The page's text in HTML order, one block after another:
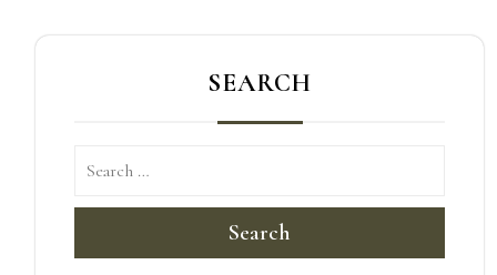
SEARCH
Search